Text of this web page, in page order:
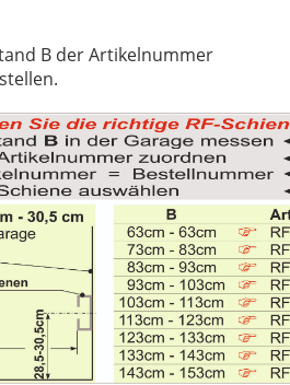
B der Artikelnummer